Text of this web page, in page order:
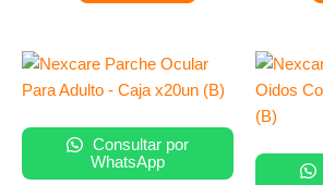
Consultar por
WhatsApp